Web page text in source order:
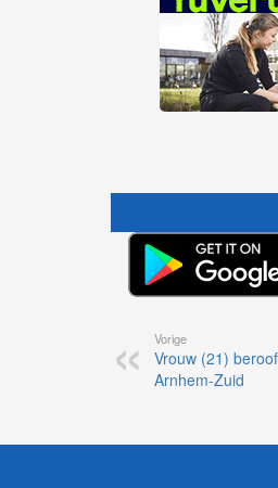
Vorige
Vrouw (21)
Arnhem-Zuid